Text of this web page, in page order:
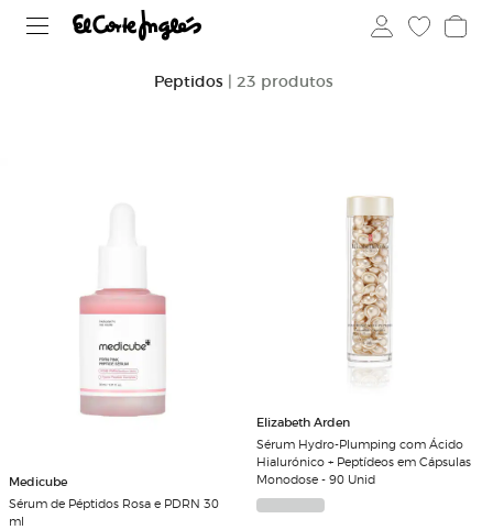
Peptidos | 23 produtos
Medicube
Sérum de Péptidos Rosa e PDRN 30
ml
Elizabeth Arden
Sérum Hydro-Plumping com Ácido
Hialurónico + Peptídeos em Cápsulas
Monodose - 90 Unid